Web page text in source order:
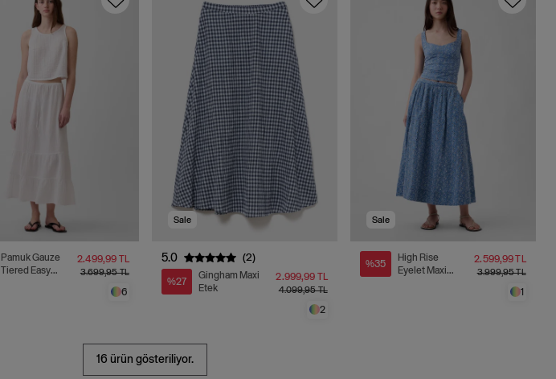
Pamuk Gauze
Tiered Easy
3.699,95 TL
2.499,99 TL
6
Sale
5.0 (2)
%27
Gingham Maxi
Etek
4.099,95 TL
2.999,99 TL
2
Sale
%35
High Rise
Eyelet Maxi
3.999,95 TL
2.599,99 TL
1
16 ürün gösteriliyor.